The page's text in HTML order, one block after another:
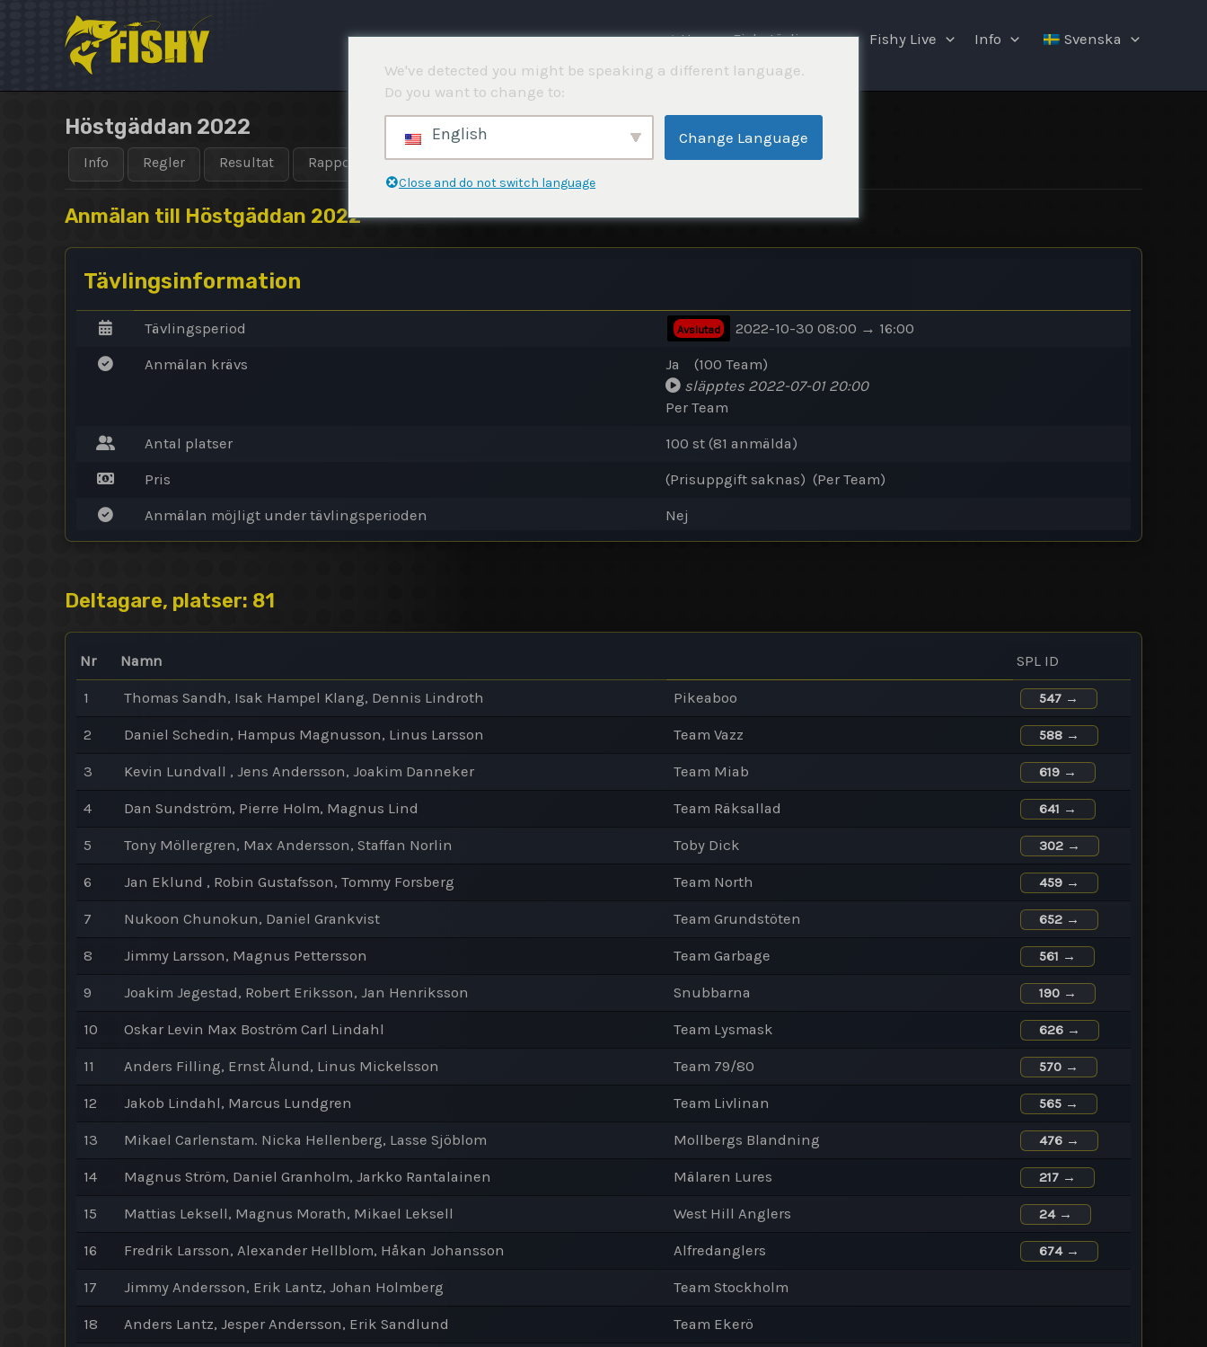
⌂ Hem Fisketävlingar Fishy Live Info Svenska
Höstgäddan 2022
Info Regler Resultat Rapporter
Anmälan till Höstgäddan 2022
Tävlingsinformation
Tävlingsperiod Avslutad 2022-10-30 08:00 → 16:00
Anmälan krävs
Ja (100 Team)
släpptes 2022-07-01 20:00
Per Team
Antal platser 100 st (81 anmälda)
Pris (Prisuppgift saknas) (Per Team)
Anmälan möjligt under tävlingsperioden Nej
Deltagare, platser: 81
Nr Namn SPL ID
1 Thomas Sandh, Isak Hampel Klang, Dennis Lindroth Pikeaboo 547 →
2 Daniel Schedin, Hampus Magnusson, Linus Larsson Team Vazz 588 →
3 Kevin Lundvall , Jens Andersson, Joakim Danneker Team Miab 619 →
4 Dan Sundström, Pierre Holm, Magnus Lind Team Räksallad 641 →
5 Tony Möllergren, Max Andersson, Staffan Norlin Toby Dick 302 →
6 Jan Eklund , Robin Gustafsson, Tommy Forsberg Team North 459 →
7 Nukoon Chunokun, Daniel Grankvist Team Grundstöten 652 →
8 Jimmy Larsson, Magnus Pettersson Team Garbage 561 →
9 Joakim Jegestad, Robert Eriksson, Jan Henriksson Snubbarna 190 →
10 Oskar Levin Max Boström Carl Lindahl Team Lysmask 626 →
11 Anders Filling, Ernst Ålund, Linus Mickelsson Team 79/80 570 →
12 Jakob Lindahl, Marcus Lundgren Team Livlinan 565 →
13 Mikael Carlenstam. Nicka Hellenberg, Lasse Sjöblom Mollbergs Blandning 476 →
14 Magnus Ström, Daniel Granholm, Jarkko Rantalainen Mälaren Lures 217 →
15 Mattias Leksell, Magnus Morath, Mikael Leksell West Hill Anglers 24 →
16 Fredrik Larsson, Alexander Hellblom, Håkan Johansson Alfredanglers 674 →
17 Jimmy Andersson, Erik Lantz, Johan Holmberg Team Stockholm
18 Anders Lantz, Jesper Andersson, Erik Sandlund Team Ekerö
We've detected you might be speaking a different language.
Do you want to change to:
English Change Language
Close and do not switch language